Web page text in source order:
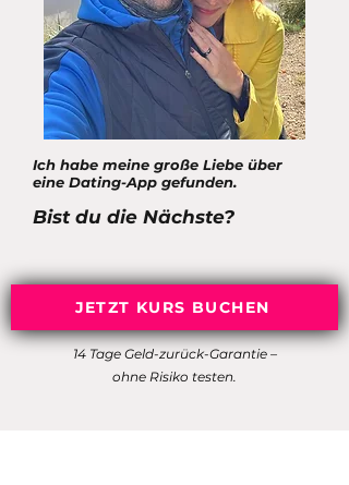
Ich habe meine große Liebe über
eine Dating-App gefunden.
Bist du die Nächste?
JETZT KURS BUCHEN
14 Tage Geld-zurück-Garantie –
ohne Risiko testen.